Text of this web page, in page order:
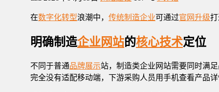
在数字化转型浪潮中， 传统制造企业可通过官网升级
明确制造企业网站的核心技术定位
不同于普通品牌展示站，制造类企业网站需要同时满
完全没有适配移动端，下游采购人员用手机查看产品